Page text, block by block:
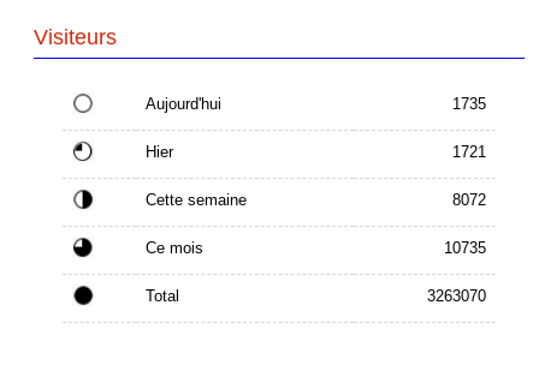
Visiteurs
Aujourd'hui 1735
Hier 1721
Cette semaine 8072
Ce mois 10735
Total 3263070